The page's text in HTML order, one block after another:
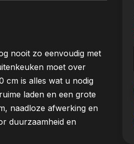
nooit zo eenvoudig met
moet over
cm is alles wat u nodig
laden en een grote
naadloze afwerking en
duurzaamheid en